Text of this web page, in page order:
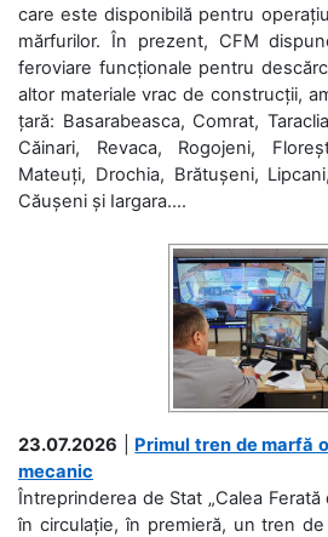
care este disponibilă pentru
mărfurilor. În prezent, CFM
feroviare funcționale pentru
altor materiale vrac de construcții,
țară: Basarabeasca, Comrat,
Căinari, Revaca, Rogojeni,
Mateuți, Drochia, Brătușeni,
Căușeni și Iargara....
23.07.2026
Primul tren de marfă
mecanic
Întreprinderea de Stat „Calea Ferată
în circulație, în premieră, un tren